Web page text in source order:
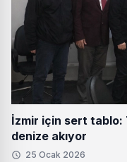
İzmir için sert
denize akıyor
25 Ocak 2026